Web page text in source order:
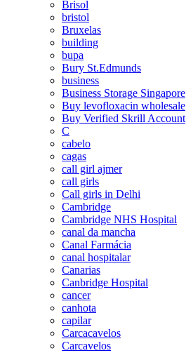
Brisol
bristol
Bruxelas
building
bupa
Bury St.Edmunds
business
Business Storage Singapore
Buy levofloxacin wholesale
Buy Verified Skrill Account
C
cabelo
cagas
call girl ajmer
call girls
Call girls in Delhi
Cambridge
Cambridge NHS Hospital
canal da mancha
Canal Farmácia
canal hospitalar
Canarias
Canbridge Hospital
cancer
canhota
capilar
Carcacavelos
Carcavelos